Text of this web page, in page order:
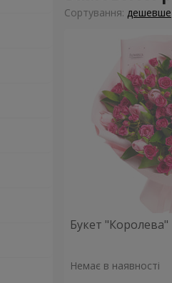
Сортування: дешевше
Букет "Королева"
Немає в наявності